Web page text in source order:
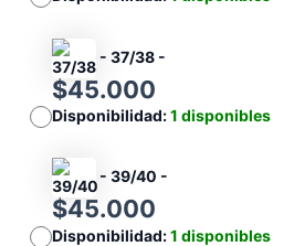
- 37/38 -
$45.000
Disponibilidad:1 disponibles
- 39/40 -
$45.000
Disponibilidad:1 disponibles